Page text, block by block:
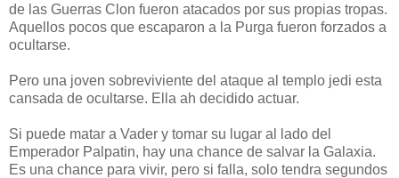
de las Guerras Clon fueron atacados por sus propias tropas.
Aquellos pocos que escaparon a la Purga fueron forzados a
ocultarse.
Pero una joven sobreviviente del ataque al templo jedi esta
cansada de ocultarse. Ella ah decidido actuar.
Si puede matar a Vader y tomar su lugar al lado del
Emperador Palpatin, hay una chance de salvar la Galaxia.
Es una chance para vivir, pero si falla, solo tendra segundos